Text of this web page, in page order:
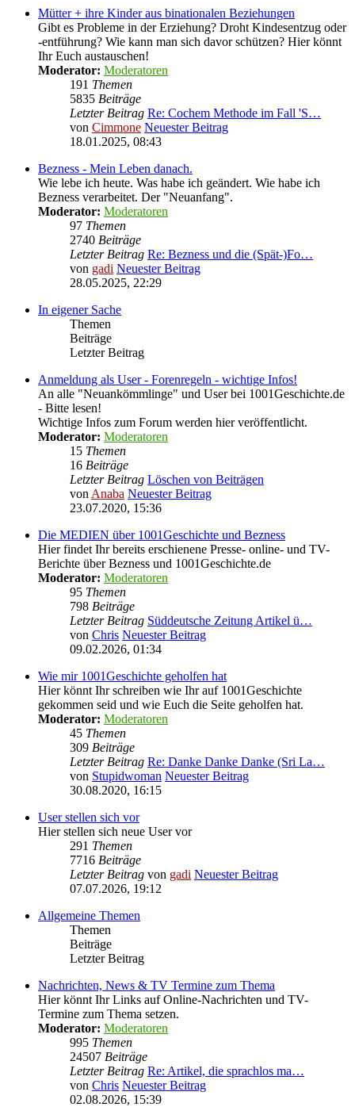
Mütter + ihre Kinder aus binationalen Beziehungen
Gibt es Probleme in der Erziehung? Droht Kindesentzug oder
-entführung? Wie kann man sich davor schützen? Hier könnt
Ihr Euch austauschen!
Moderator: Moderatoren
191 Themen
5835 Beiträge
Letzter Beitrag Re: Cochem Methode im Fall 'S…
von Cimmone Neuester Beitrag
18.01.2025, 08:43
Bezness - Mein Leben danach.
Wie lebe ich heute. Was habe ich geändert. Wie habe ich
Bezness verarbeitet. Der "Neuanfang".
Moderator: Moderatoren
97 Themen
2740 Beiträge
Letzter Beitrag Re: Bezness und die (Spät-)Fo…
von gadi Neuester Beitrag
28.05.2025, 22:29
In eigener Sache
Themen
Beiträge
Letzter Beitrag
Anmeldung als User - Forenregeln - wichtige Infos!
An alle "Neuankömmlinge" und User bei 1001Geschichte.de
- Bitte lesen!
Wichtige Infos zum Forum werden hier veröffentlicht.
Moderator: Moderatoren
15 Themen
16 Beiträge
Letzter Beitrag Löschen von Beiträgen
von Anaba Neuester Beitrag
23.07.2020, 15:36
Die MEDIEN über 1001Geschichte und Bezness
Hier findet Ihr bereits erschienene Presse- online- und TV-
Berichte über Bezness und 1001Geschichte.de
Moderator: Moderatoren
95 Themen
798 Beiträge
Letzter Beitrag Süddeutsche Zeitung Artikel ü…
von Chris Neuester Beitrag
09.02.2026, 01:34
Wie mir 1001Geschichte geholfen hat
Hier könnt Ihr schreiben wie Ihr auf 1001Geschichte
gekommen seid und wie Euch die Seite geholfen hat.
Moderator: Moderatoren
45 Themen
309 Beiträge
Letzter Beitrag Re: Danke Danke Danke (Sri La…
von Stupidwoman Neuester Beitrag
30.08.2020, 16:15
User stellen sich vor
Hier stellen sich neue User vor
291 Themen
7716 Beiträge
Letzter Beitrag von gadi Neuester Beitrag
07.07.2026, 19:12
Allgemeine Themen
Themen
Beiträge
Letzter Beitrag
Nachrichten, News & TV Termine zum Thema
Hier könnt Ihr Links auf Online-Nachrichten und TV-
Termine zum Thema setzen.
Moderator: Moderatoren
995 Themen
24507 Beiträge
Letzter Beitrag Re: Artikel, die sprachlos ma…
von Chris Neuester Beitrag
02.08.2026, 15:39